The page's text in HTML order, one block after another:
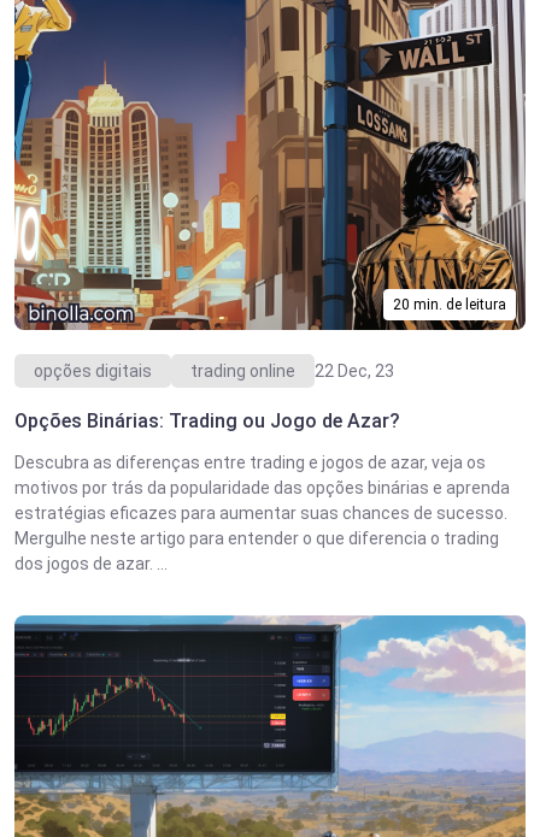
20 min. de leitura
opções digitais trading online 22 Dec, 23
Opções Binárias: Trading ou Jogo de Azar?
Descubra as diferenças entre trading e jogos de azar, veja os
motivos por trás da popularidade das opções binárias e aprenda
estratégias eficazes para aumentar suas chances de sucesso.
Mergulhe neste artigo para entender o que diferencia o trading
dos jogos de azar. ...